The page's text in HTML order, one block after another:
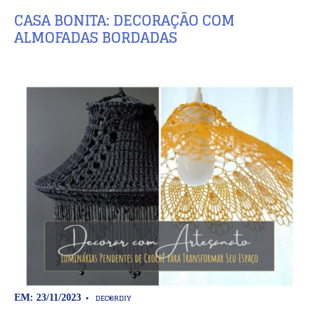
CASA BONITA: DECORAÇÃO COM
ALMOFADAS BORDADAS
EM: 23/11/2023 DECORDIY